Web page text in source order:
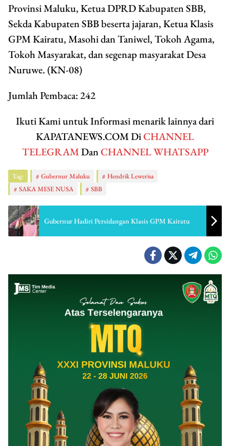
Provinsi Maluku, Ketua DPRD Kabupaten SBB,
Sekda Kabupaten SBB beserta jajaran, Ketua Klasis
GPM Kairatu, Masohi dan Taniwel, Tokoh Agama,
Tokoh Masyarakat, dan segenap masyarakat Desa
Nuruwe. (KN-08)
Jumlah Pembaca: 242
Ikuti Kami untuk Informasi menarik lainnya dari
KAPATANEWS.COM DiCHANNEL
TELEGRAMDanCHANNEL WHATSAPP
Tag: Gubernur Maluku
Hendrik Lewerisa
SAKA MESE NUSA
SBB
Gubernur Hadiri Persidangan Klasis GPM Kairatu